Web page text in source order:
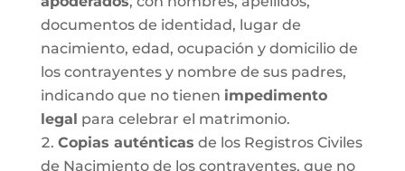
documentos de identidad, lugar de
nacimiento, edad, ocupación y domicilio de
los contrayentes y nombre de sus padres,
indicando que no tienen impedimento
legal para celebrar el matrimonio.
Copias auténticas de los Registros Civiles
de Nacimiento de los contrayentes, que no